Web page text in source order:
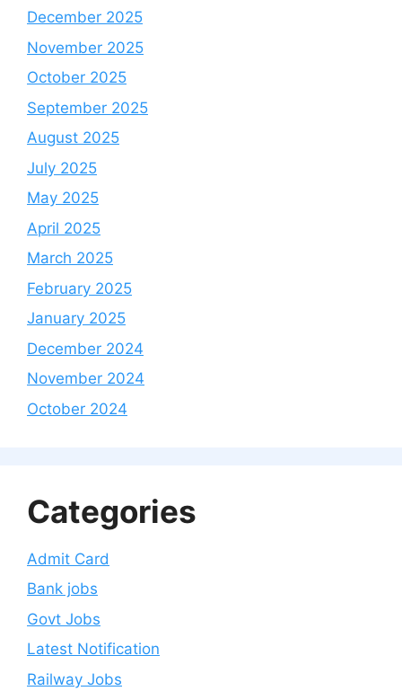
December 2025
November 2025
October 2025
September 2025
August 2025
July 2025
May 2025
April 2025
March 2025
February 2025
January 2025
December 2024
November 2024
October 2024
Categories
Admit Card
Bank jobs
Govt Jobs
Latest Notification
Railway Jobs